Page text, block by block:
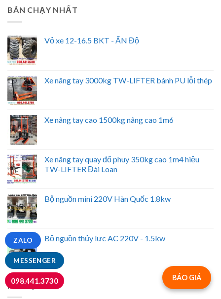
BÁN CHẠY NHẤT
Vỏ xe 12-16.5 BKT - ẤN Độ
Xe nâng tay 3000kg TW-LIFTER bánh PU lỗi thép
Xe nâng tay cao 1500kg nâng cao 1m6
Xe nâng tay quay đổ phuy 350kg cao 1m4 hiệu
TW-LIFTER Đài Loan
Bộ nguồn mini 220V Hàn Quốc 1.8kw
Bộ nguồn thủy lực AC 220V - 1.5kw
NỔI BẬT
BÁO GIÁ
MESSENGER
ZALO
098.441.3730